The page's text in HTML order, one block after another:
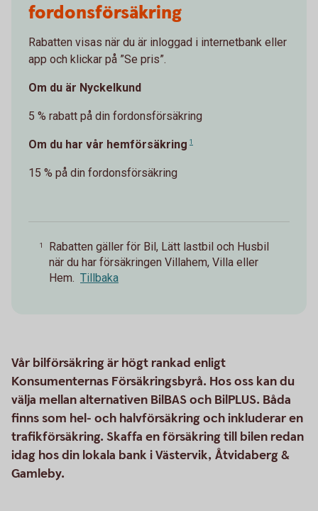
fordonsförsäkring
Rabatten visas när du är inloggad i internetbank eller
app och klickar på ”Se pris”.
Om du är Nyckelkund
5 % rabatt på din fordonsförsäkring
Om du har vår hemförsäkring 1
15 % på din fordonsförsäkring
1
Rabatten gäller för Bil, Lätt lastbil och Husbil
när du har försäkringen Villahem, Villa eller
Hem. Tillbaka
Vår bilförsäkring är högt rankad enligt
Konsumenternas Försäkringsbyrå. Hos oss kan du
välja mellan alternativen BilBAS och BilPLUS. Båda
finns som hel- och halvförsäkring och inkluderar en
trafikförsäkring. Skaffa en försäkring till bilen redan
idag hos din lokala bank i Västervik, Åtvidaberg &
Gamleby.